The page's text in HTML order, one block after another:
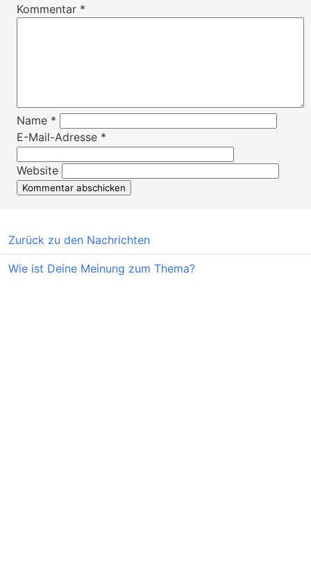
Kommentar *
Name *
E-Mail-Adresse *
Website
Zurück zu den Nachrichten
Wie ist Deine Meinung zum Thema?